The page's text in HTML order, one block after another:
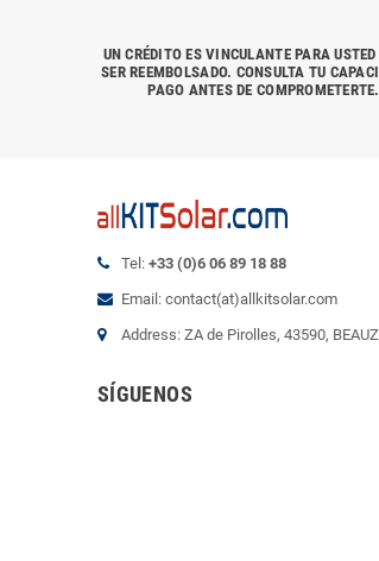
UN CRÉDITO ES VINCULANTE PARA USTED
SER REEMBOLSADO. CONSULTA TU
PAGO ANTES DE COMPROMETERTE.
Tel: +33 (0)6 06 89 18 88
Email: contact(at)allkitsolar.com
Address: ZA de Pirolles, 43590,
SÍGUENOS